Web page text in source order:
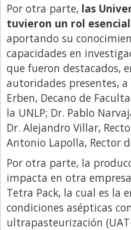
Por otra parte, las
tuvieron un rol
aportando su
capacidades en
que fueron destacados,
autoridades presentes, a
Erben, Decano de
la UNLP; Dr. Pablo
Dr. Alejandro Villar,
Antonio Lapolla, Rector
Por otra parte, la
impacta en otra
Tetra Pack, la cual es la
condiciones asépticas
ultrapasteurización